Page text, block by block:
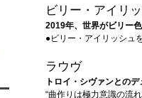
ビリー・アイリ
2019年、世界がビリー
●ビリー・アイリッシュ
ラウヴ
トロイ・シヴァンとの
“曲作りは極力意識の流